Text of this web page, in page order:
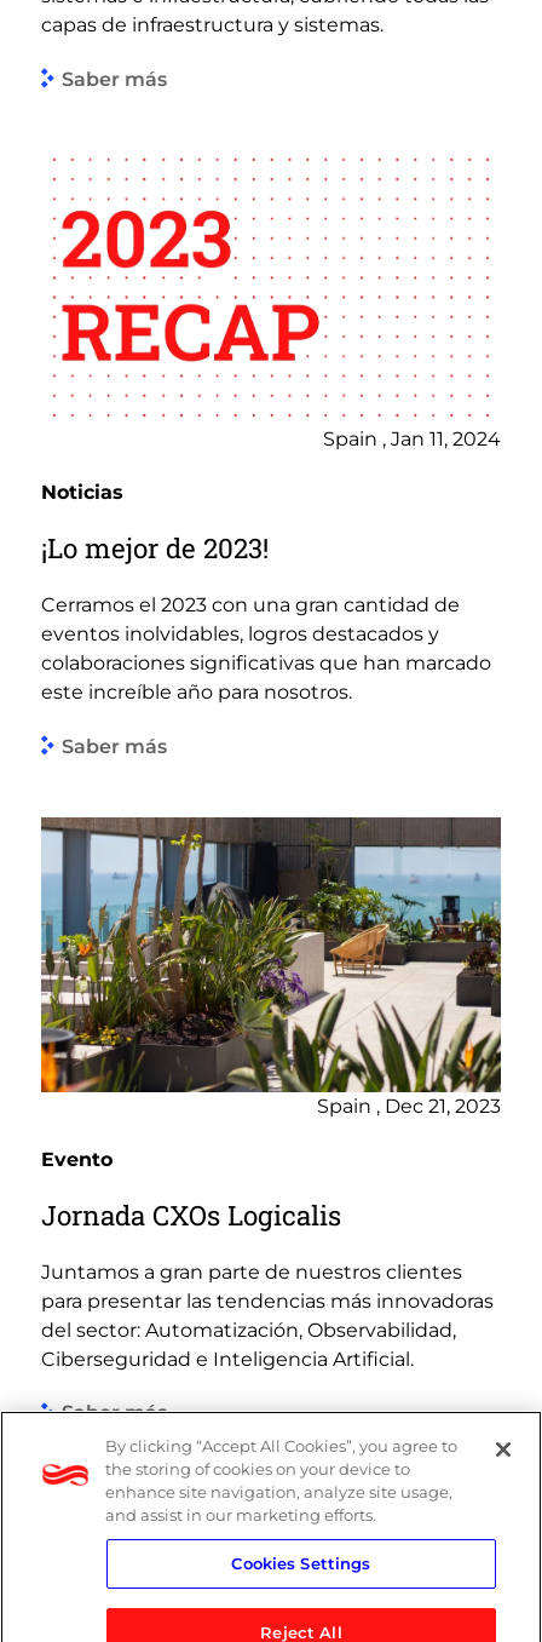
capas de infraestructura y sistemas.
Saber más
Spain , Jan 11, 2024
Noticias
¡Lo mejor de 2023!
Cerramos el 2023 con una gran cantidad de
eventos inolvidables, logros destacados y
colaboraciones significativas que han marcado
este increíble año para nosotros.
Saber más
Spain , Dec 21, 2023
Evento
Jornada CXOs Logicalis
Juntamos a gran parte de nuestros clientes
para presentar las tendencias más innovadoras
del sector: Automatización, Observabilidad,
Ciberseguridad e Inteligencia Artificial.
Saber más
By clicking “Accept All Cookies”, you agree to
the storing of cookies on your device to
enhance site navigation, analyze site usage,
and assist in our marketing efforts.
Cookies Settings
Reject All